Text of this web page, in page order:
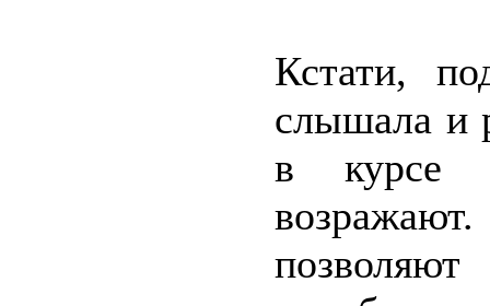
Кстати,
слышала и
в курсе